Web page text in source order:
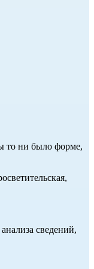
то ни было форме,
сведений,